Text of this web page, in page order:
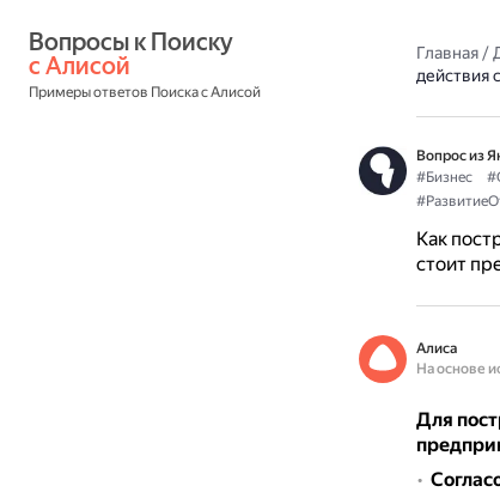
с Алисой
Примеры ответов Поиска с Алисой
Главная/
действия
Вопрос из
#Бизнес
Как
стоит
Алиса
На основе
Для